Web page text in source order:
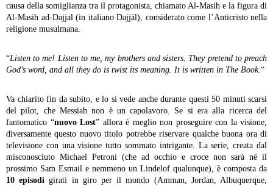
causa della somiglianza tra il protagonista, chiamato Al-Masih e la figura di
Al-Masih ad-Dajjal (in italiano Dajjāl), considerato come l’Anticristo nella
religione musulmana.
“Listen to me! Listen to me, my brothers and sisters. They pretend to preach
God’s word, and all they do is twist its meaning. It is written in The Book. “
Va chiarito fin da subito, e lo si vede anche durante questi 50 minuti scarsi
del pilot, che Messiah non è un capolavoro. Se si era alla ricerca del
fantomatico “nuovo Lost” allora è meglio non proseguire con la visione,
diversamente questo nuovo titolo potrebbe riservare qualche buona ora di
televisione con una visione tutto sommato intrigante. La serie, creata dal
misconosciuto Michael Petroni (che ad occhio e croce non sarà né il
prossimo Sam Esmail e nemmeno un Lindelof qualunque), è composta da
10 episodi girati in giro per il mondo (Amman, Jordan, Albuquerque,